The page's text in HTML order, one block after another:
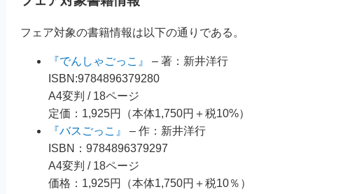
フェア対象の書籍情報は以下の通りである。
『でんしゃごっこ』
– 著：新井洋行
ISBN:9784896379280
A4変判 / 18ページ
定価：1,925円（本体1,750円＋税10%）
『バスごっこ』
– 作：新井洋行
ISBN：9784896379297
A4変判 / 18ページ
価格：1,925円（本体1,750円＋税10％）